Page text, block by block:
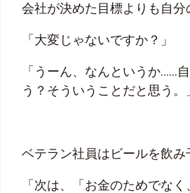
会社が決めた目標よりも自分
「大変じゃないですか？」
「うーん、なんというか……
う？そういうことだと思う。
ベテラン社員はビールを飲み
「次は、「お金のためでな